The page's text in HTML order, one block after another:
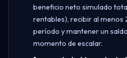
beneficio neto simulado
rentables), recibir al menos
período y mantener un
momento de escalar.